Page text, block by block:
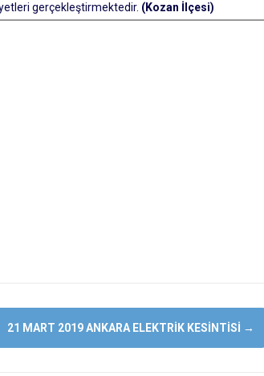
gerçekleştirmektedir. (Kozan İlçesi)
21 MART 2019 ANKARA ELEKTRIK KESINTISI →